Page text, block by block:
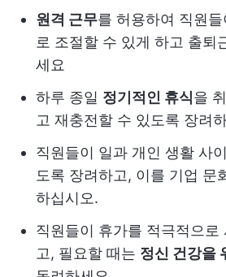
원격 근무를 허용하여 직원
로 조절할 수 있게 하고 출퇴
세요
하루 종일 정기적인 휴식을
고 재충전할 수 있도록 장려
직원들이 일과 개인 생활 사
도록 장려하고, 이를 기업 문
하십시오.
직원들이 휴가를 적극적으로
고, 필요할 때는 정신 건강을